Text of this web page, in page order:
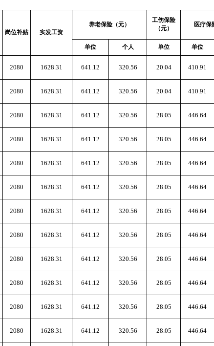
岗位补贴 实发工资
养老保险（元）
工伤保险
（元）
医疗保
单位 个人 单位 单位
2080 1628.31 641.12 320.56 20.04 410.91
2080 1628.31 641.12 320.56 20.04 410.91
2080 1628.31 641.12 320.56 28.05 446.64
2080 1628.31 641.12 320.56 28.05 446.64
2080 1628.31 641.12 320.56 28.05 446.64
2080 1628.31 641.12 320.56 28.05 446.64
2080 1628.31 641.12 320.56 28.05 446.64
2080 1628.31 641.12 320.56 28.05 446.64
2080 1628.31 641.12 320.56 28.05 446.64
2080 1628.31 641.12 320.56 28.05 446.64
2080 1628.31 641.12 320.56 28.05 446.64
2080 1628.31 641.12 320.56 28.05 446.64